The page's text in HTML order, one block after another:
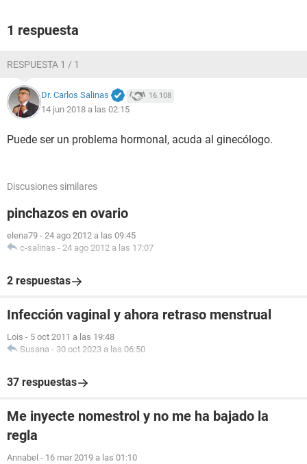
1 respuesta
RESPUESTA 1 / 1
Dr. Carlos Salinas 16.108
14 jun 2018 a las 02:15
Puede ser un problema hormonal, acuda al ginecólogo.
Discusiones similares
pinchazos en ovario
elena79 - 24 ago 2012 a las 09:45
c-salinas - 24 ago 2012 a las 17:07
2 respuestas
Infección vaginal y ahora retraso menstrual
Lois - 5 oct 2011 a las 19:48
Susana - 30 oct 2023 a las 06:50
37 respuestas
Me inyecte nomestrol y no me ha bajado la
regla
Annabel - 16 mar 2019 a las 01:10